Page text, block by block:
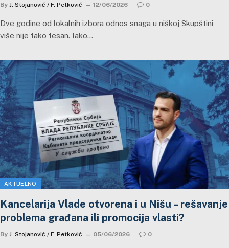
By J. Stojanović / F. Petković 12/06/2026 0
Dve godine od lokalnih izbora odnos snaga u niškoj Skupštini
više nije tako tesan. Iako…
AKTUELNO
Kancelarija Vlade otvorena i u Nišu – rešavanje
problema građana ili promocija vlasti?
By J. Stojanović / F. Petković 05/06/2026 0